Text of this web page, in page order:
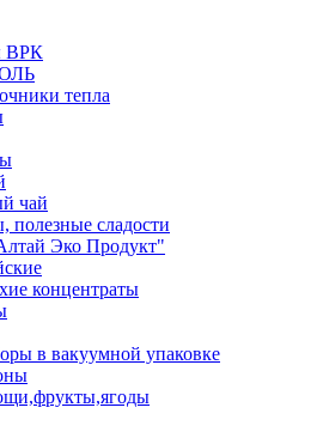
ВРК
тепла
чай
полезные сладости
Эко Продукт"
концентраты
в вакуумной упаковке